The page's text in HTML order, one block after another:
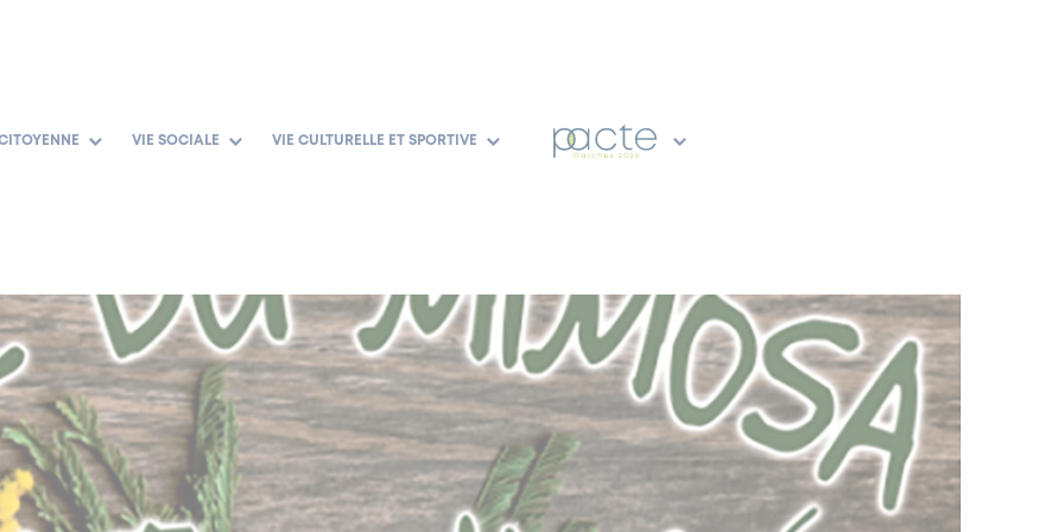
VIE SOCIALE VIE CULTURELLE ET SPORTIVE